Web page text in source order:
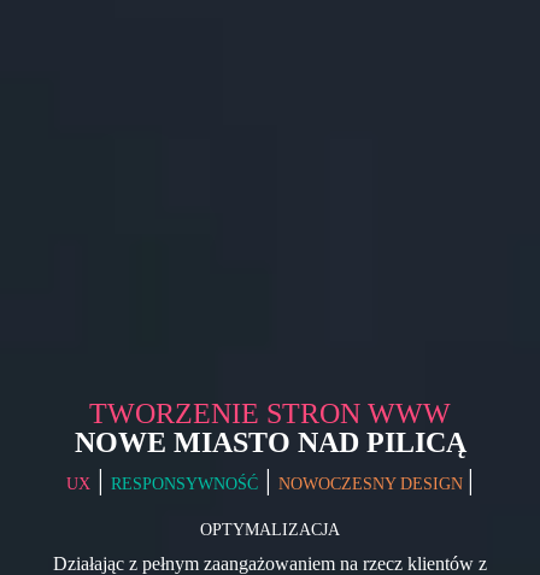
TWORZENIE STRON WWW
NOWE MIASTO NAD PILICĄ
UX | RESPONSYWNOŚĆ | NOWOCZESNY DESIGN |
OPTYMALIZACJA
Działając z pełnym zaangażowaniem na rzecz klientów z